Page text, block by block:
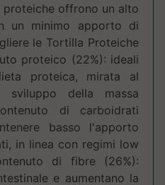
offrono un alto
un minimo apporto di
le Tortilla Proteiche
proteico (22%): ideali
proteica, mirata al
sviluppo della massa
di carboidrati
basso l'apporto
in linea con regimi low
di fibre (26%):
e aumentano la